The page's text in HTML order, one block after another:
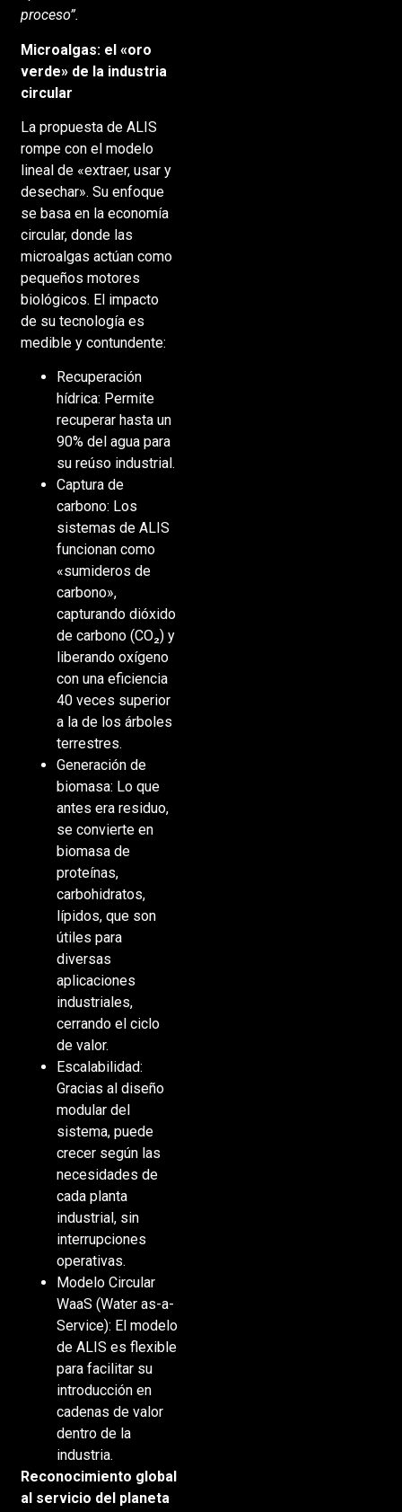
proceso”.
Microalgas: el «oro
verde» de la industria
circular
La propuesta de ALIS
rompe con el modelo
lineal de «extraer, usar y
desechar». Su enfoque
se basa en la economía
circular, donde las
microalgas actúan como
pequeños motores
biológicos. El impacto
de su tecnología es
medible y contundente:
Recuperación
hídrica: Permite
recuperar hasta un
90% del agua para
su reúso industrial.
Captura de
carbono: Los
sistemas de ALIS
funcionan como
«sumideros de
carbono»,
capturando dióxido
de carbono (CO₂) y
liberando oxígeno
con una eficiencia
40 veces superior
a la de los árboles
terrestres.
Generación de
biomasa: Lo que
antes era residuo,
se convierte en
biomasa de
proteínas,
carbohidratos,
lípidos, que son
útiles para
diversas
aplicaciones
industriales,
cerrando el ciclo
de valor.
Escalabilidad:
Gracias al diseño
modular del
sistema, puede
crecer según las
necesidades de
cada planta
industrial, sin
interrupciones
operativas.
Modelo Circular
WaaS (Water as-a-
Service): El modelo
de ALIS es flexible
para facilitar su
introducción en
cadenas de valor
dentro de la
industria.
Reconocimiento global
al servicio del planeta